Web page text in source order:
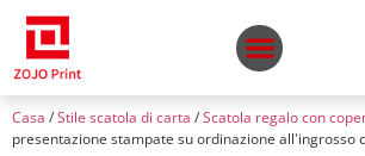
Casa /Stile scatola di carta /Scatola regalo con
presentazione stampate su ordinazione all'ingrosso